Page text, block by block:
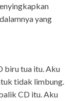
yang
biru tua itu. Aku
tidak limbung.
CD itu. Aku